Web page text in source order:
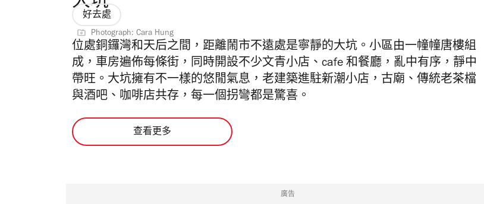
好去處
Photograph: Cara Hung
位處銅鑼灣和天后之間，距離鬧市不遠處是寧靜的大坑。小區由一幢幢唐樓組
成，車房遍佈每條街，同時開設不少文青小店、cafe 和餐廳，亂中有序，靜中
帶旺。大坑擁有不一樣的悠閒氣息，老建築進駐新潮小店，古廟、傳統老茶檔
與酒吧、咖啡店共存，每一個拐彎都是驚喜。
查看更多
廣告